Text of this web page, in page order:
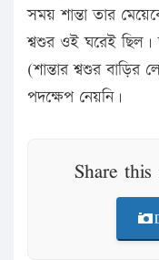
সময় শান্তা তার
শ্বশুর ওই ঘরেই ছিল।
(শান্তার শ্বশুর
পদক্ষেপ নেয়নি।
Share